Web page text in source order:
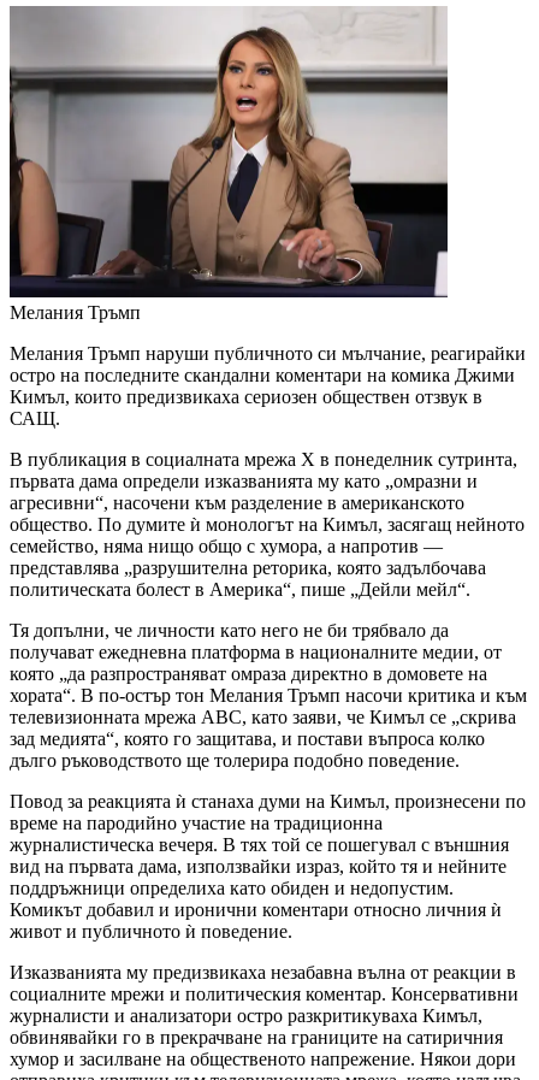
Мелания Тръмп
Мелания Тръмп наруши публичното си мълчание, реагирайки
остро на последните скандални коментари на комика Джими
Кимъл, които предизвикаха сериозен обществен отзвук в
САЩ.
В публикация в социалната мрежа X в понеделник сутринта,
първата дама определи изказванията му като „омразни и
агресивни“, насочени към разделение в американското
общество. По думите ѝ монологът на Кимъл, засягащ нейното
семейство, няма нищо общо с хумора, а напротив —
представлява „разрушителна реторика, която задълбочава
политическата болест в Америка“, пише „Дейли мейл“.
Тя допълни, че личности като него не би трябвало да
получават ежедневна платформа в националните медии, от
която „да разпространяват омраза директно в домовете на
хората“. В по-остър тон Мелания Тръмп насочи критика и към
телевизионната мрежа ABC, като заяви, че Кимъл се „скрива
зад медията“, която го защитава, и постави въпроса колко
дълго ръководството ще толерира подобно поведение.
Повод за реакцията ѝ станаха думи на Кимъл, произнесени по
време на пародийно участие на традиционна
журналистическа вечеря. В тях той се пошегувал с външния
вид на първата дама, използвайки израз, който тя и нейните
поддръжници определиха като обиден и недопустим.
Комикът добавил и иронични коментари относно личния ѝ
живот и публичното ѝ поведение.
Изказванията му предизвикаха незабавна вълна от реакции в
социалните мрежи и политическия коментар. Консервативни
журналисти и анализатори остро разкритикуваха Кимъл,
обвинявайки го в прекрачване на границите на сатиричния
хумор и засилване на общественото напрежение. Някои дори